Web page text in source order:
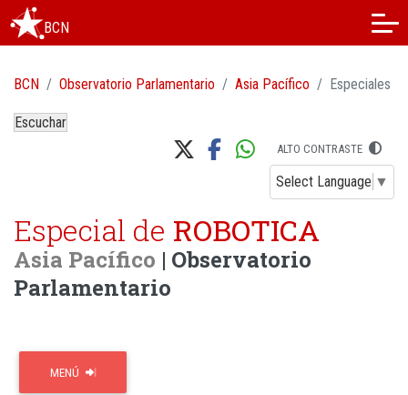
BCN
BCN Observatorio Parlamentario Asia Pacífico Especiales
Escuchar
ALTO CONTRASTE
Select Language ▼
Especial de ROBOTICA
Asia Pacífico | Observatorio
Parlamentario
MENÚ